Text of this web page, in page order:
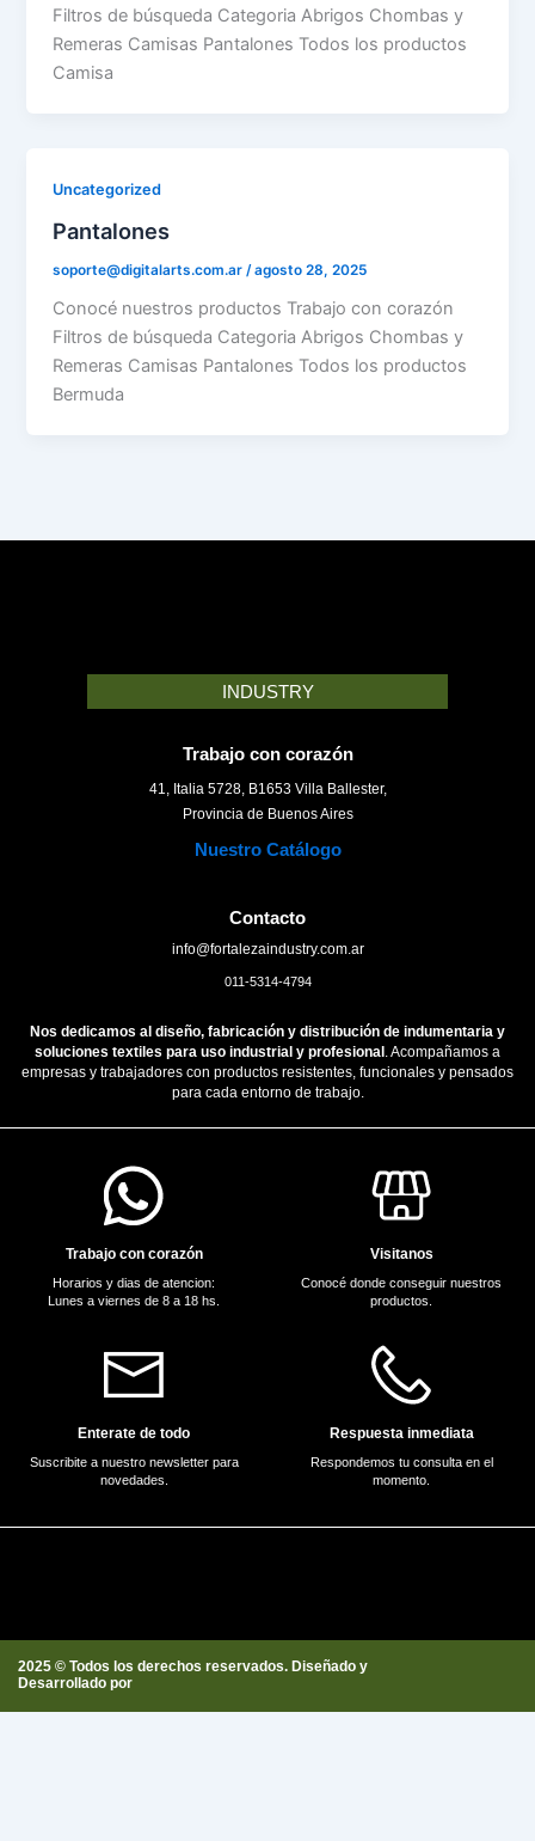
Filtros de búsqueda Categoria Abrigos Chombas y
Remeras Camisas Pantalones Todos los productos
Camisa
Uncategorized
Pantalones
soporte@digitalarts.com.ar /agosto 28, 2025
Conocé nuestros productos Trabajo con corazón
Filtros de búsqueda Categoria Abrigos Chombas y
Remeras Camisas Pantalones Todos los productos
Bermuda
INDUSTRY
Trabajo con corazón
41, Italia 5728, B1653 Villa Ballester,
Provincia de Buenos Aires
Nuestro Catálogo
Contacto
info@fortalezaindustry.com.ar
011-5314-4794
Nos dedicamos al diseño, fabricación y distribución de indumentaria y
soluciones textiles para uso industrial y profesional . Acompañamos a
empresas y trabajadores con productos resistentes, funcionales y pensados
para cada entorno de trabajo.
Trabajo con corazón
Horarios y dias de atencion:
Lunes a viernes de 8 a 18 hs.
Visitanos
Conocé donde conseguir nuestros
productos.
Enterate de todo
Suscribite a nuestro newsletter para
novedades.
Respuesta inmediata
Respondemos tu consulta en el
momento.
2025 © Todos los derechos reservados. Diseñado y
Desarrollado por